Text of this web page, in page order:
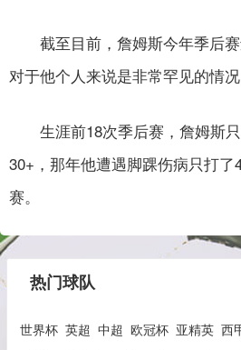
截至目前，詹姆斯今年季后
对于他个人来说是非常罕见的情况
生涯前18次季后赛，詹姆斯
30+，那年他遭遇脚踝伤病只打
赛。
热门球队
世界杯 英超 中超 欧冠杯 亚精英 西